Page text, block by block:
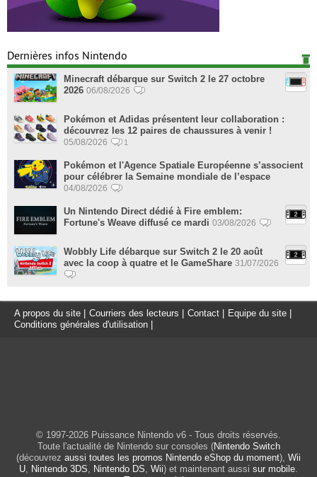
Dernières infos Nintendo
Minecraft débarque sur Switch 2 le 27 octobre
2026 06/08/2026
Pokémon et Adidas présentent leur collaboration :
découvrez les 12 paires de chaussures à venir !
05/08/2026 1
Pokémon et l'Agence Spatiale Européenne s’associent
pour célébrer la Semaine mondiale de l’espace
04/08/2026
Un Nintendo Direct dédié à Fire emblem:
Fortune's Weave diffusé ce mardi 03/08/2026
Wobbly Life débarque sur Switch 2 le 20 août
avec la coop à quatre et le GameShare 31/07/2026
A propos du site | Courriers des lecteurs | Contact | Equipe du site |
Conditions générales d'utilisation |
© 1997-2026 Puissance Nintendo v6 - Tous droits réservés.
Toute l'actualité de Nintendo sur consoles (Nintendo Switch
(découvrez aussi toutes les promos Nintendo eShop du moment), Wii
U Nintendo 3DS Nintendo DS Wii) et maintenant aussi sur mobile